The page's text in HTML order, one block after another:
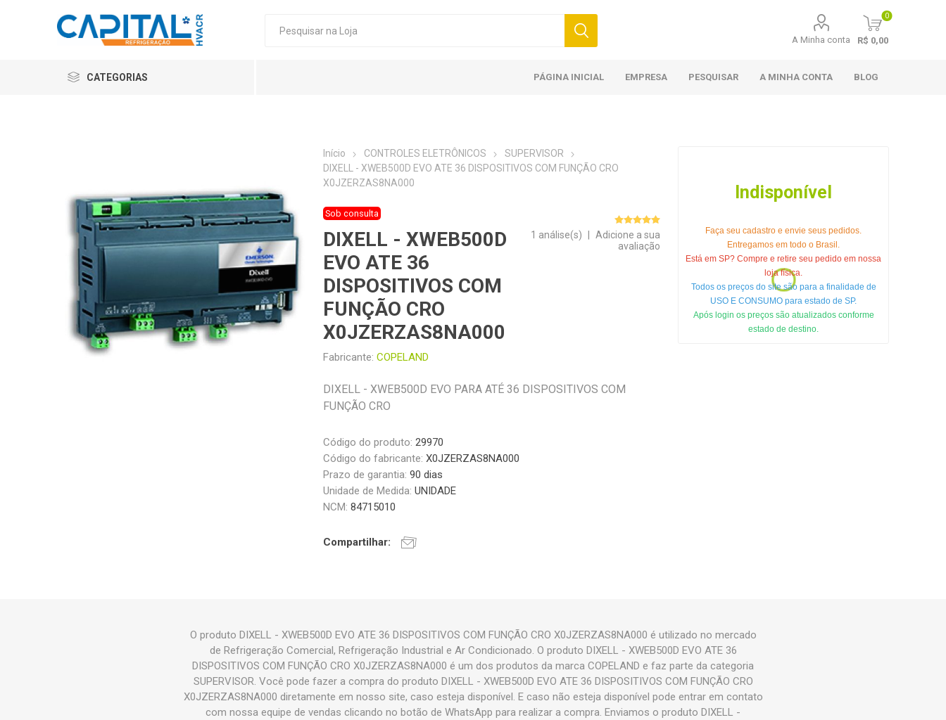
A Minha conta
0
R$ 0,00
CATEGORIAS PÁGINA INICIAL EMPRESA PESQUISAR A MINHA CONTA BLOG
Início CONTROLES ELETRÔNICOS
SUPERVISOR
DIXELL - XWEB500D EVO ATE 36 DISPOSITIVOS COM FUNÇÃO CRO
X0JZERZAS8NA000
Sob consulta
DIXELL - XWEB500D
EVO ATE 36
DISPOSITIVOS COM
FUNÇÃO CRO
X0JZERZAS8NA000
Fabricante: COPELAND
1 análise(s)
Adicione a sua
avaliação
DIXELL - XWEB500D EVO PARA ATÉ 36 DISPOSITIVOS COM
FUNÇÃO CRO
Código do produto: 29970
Código do fabricante: X0JZERZAS8NA000
Prazo de garantia:90 dias
Unidade de Medida:UNIDADE
NCM:84715010
Compartilhar:
Indisponível
Faça seu cadastro e envie seus pedidos.
Entregamos em todo o Brasil.
Está em SP? Compre e retire seu pedido em nossa
loja física.
Todos os preços do site são para a finalidade de
USO E CONSUMO para estado de SP.
Após login os preços são atualizados conforme
estado de destino.
O produto DIXELL - XWEB500D EVO ATE 36 DISPOSITIVOS COM FUNÇÃO CRO X0JZERZAS8NA000 é utilizado no mercado
de Refrigeração Comercial, Refrigeração Industrial e Ar Condicionado. O produto DIXELL - XWEB500D EVO ATE 36
DISPOSITIVOS COM FUNÇÃO CRO X0JZERZAS8NA000 é um dos produtos da marca COPELAND e faz parte da categoria
SUPERVISOR. Você pode fazer a compra do produto DIXELL - XWEB500D EVO ATE 36 DISPOSITIVOS COM FUNÇÃO CRO
X0JZERZAS8NA000 diretamente em nosso site, caso esteja disponível. E caso não esteja disponível pode entrar em contato
com nossa equipe de vendas clicando no botão de WhatsApp para realizar a compra. Enviamos o produto DIXELL -